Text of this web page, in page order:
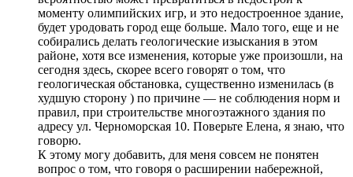
моменту олимпийских игр, и это недостроенное здание,
будет уродовать город еще больше. Мало того, еще и не
собирались делать геологические изыскания в этом
районе, хотя все изменения, которые уже произошли, на
сегодня здесь, скорее всего говорят о том, что
геологическая обстановка, существенно изменилась (в
худшую сторону ) по причине — не соблюдения норм и
правил, при строительстве многоэтажного здания по
адресу ул. Черноморская 10. Поверьте Елена, я знаю, что
говорю.
К этому могу добавить, для меня совсем не понятен
вопрос о том, что говоря о расширении набережной,